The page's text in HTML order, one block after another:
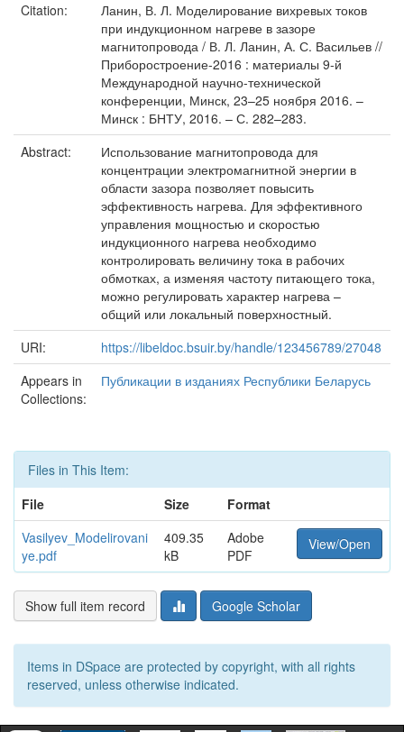
Citation:
Ланин, В. Л. Моделирование вихревых токов
при индукционном нагреве в зазоре
магнитопровода / В. Л. Ланин, А. С. Васильев //
Приборостроение-2016 : материалы 9-й
Международной научно-технической
конференции, Минск, 23–25 ноября 2016. –
Минск : БНТУ, 2016. – С. 282–283.
Abstract:
Использование магнитопровода для
концентрации электромагнитной энергии в
области зазора позволяет повысить
эффективность нагрева. Для эффективного
управления мощностью и скоростью
индукционного нагрева необходимо
контролировать величину тока в рабочих
обмотках, а изменяя частоту питающего тока,
можно регулировать характер нагрева –
общий или локальный поверхностный.
URI:
https://libeldoc.bsuir.by/handle/123456789/27048
Appears in
Collections:
Публикации в изданиях Республики Беларусь
Files in This Item:
File
Size
Format
Vasilyev_Modelirovani
ye.pdf
409.35
kB
Adobe
PDF
View/Open
Show full item record Google Scholar
Items in DSpace are protected by copyright, with all rights
reserved, unless otherwise indicated.